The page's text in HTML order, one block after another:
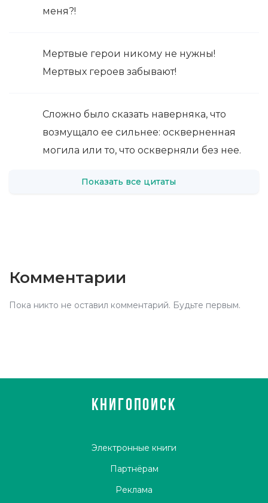
меня?!
Мертвые герои никому не нужны!
Мертвых героев забывают!
Сложно было сказать наверняка, что
возмущало ее сильнее: оскверненная
могила или то, что оскверняли без нее.
Показать все цитаты
Комментарии
Пока никто не оставил комментарий. Будьте первым.
КНИГОПОИСК
Электронные книги
Партнёрам
Реклама